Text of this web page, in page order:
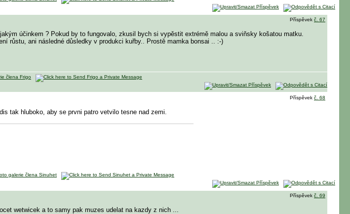
Příspěvek č. 67
účinkem ? Pokud by to fungovalo, zkusil bych si vypěstit extrémě malou a sviňsky košatou matku.
růstu, ani následné důsledky v produkci kuřby.. Prostě mamka bonsai .. :-)
Příspěvek č. 68
tak hluboko, aby se prvni patro vetvilo tesne nad zemi.
Příspěvek č. 69
wetwicek a to samy pak muzes udelat na kazdy z nich ...